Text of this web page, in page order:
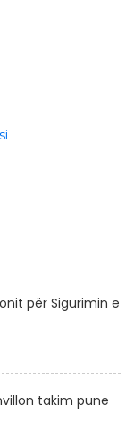
për Sigurimin e
takim pune